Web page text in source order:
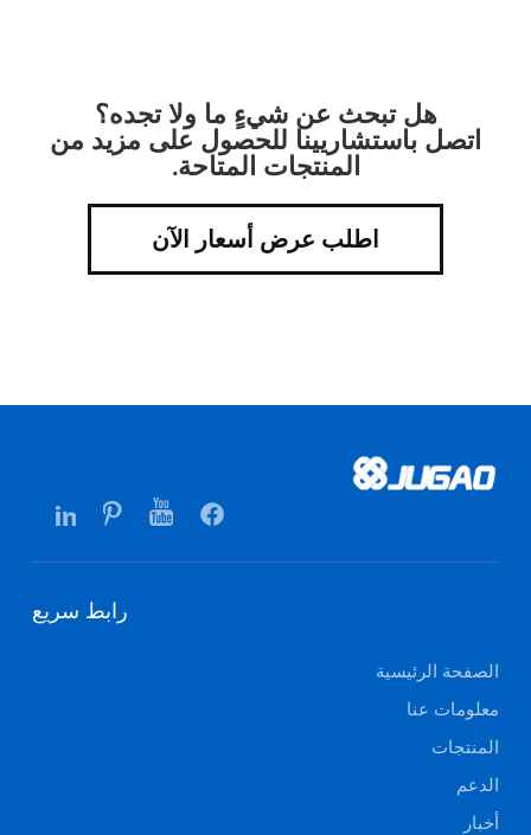
هل تبحث عن شيءٍ ما ولا تجده؟
اتصل باستشاريينا للحصول على مزيد من
المنتجات المتاحة.
اطلب عرض أسعار الآن
رابط سريع
الصفحة الرئيسية
معلومات عنا
المنتجات
الدعم
أخبار